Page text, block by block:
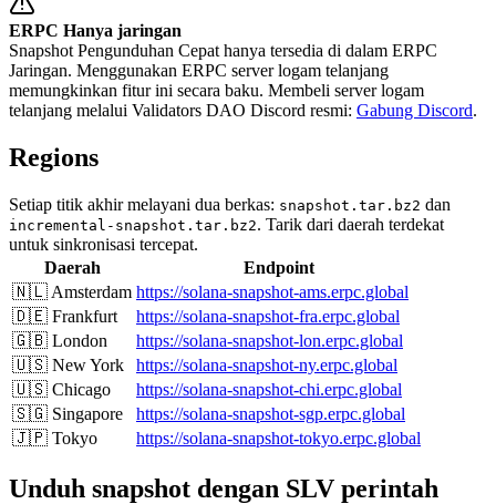
ERPC Hanya jaringan
Snapshot Pengunduhan Cepat hanya tersedia di dalam ERPC
Jaringan. Menggunakan ERPC server logam telanjang
memungkinkan fitur ini secara baku. Membeli server logam
telanjang melalui Validators DAO Discord resmi: Gabung Discord.
Regions
Setiap titik akhir melayani dua berkas: snapshot.tar.bz2 dan
incremental-snapshot.tar.bz2. Tarik dari daerah terdekat
untuk sinkronisasi tercepat.
Daerah
Endpoint
🇳🇱 Amsterdam https://solana-snapshot-ams.erpc.global
🇩🇪 Frankfurt
https://solana-snapshot-fra.erpc.global
🇬🇧 London
https://solana-snapshot-lon.erpc.global
🇺🇸 New York
https://solana-snapshot-ny.erpc.global
🇺🇸 Chicago
https://solana-snapshot-chi.erpc.global
🇸🇬 Singapore
https://solana-snapshot-sgp.erpc.global
🇯🇵 Tokyo
https://solana-snapshot-tokyo.erpc.global
Unduh snapshot dengan SLV perintah